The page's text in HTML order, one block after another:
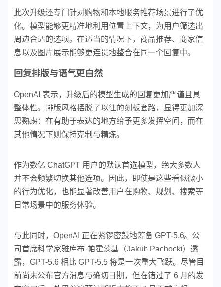
此次升级还专门针对购物和本地服务推荐场景进行了优
化。模型能够更精准地利用位置上下文，为用户筛选出
周边合适的选项。在适当的情况下，商品推荐、商家信
息以及图片展示能够更连贯地整合在同一个回复中。
回复排版与语气更自然
OpenAI 表示，升级后的模型生成的回复更加严谨且具
整体性。排版风格摆脱了以往的刻板套路，显得更加深
思熟虑：在有助于表达的地方给予更多发挥空间，而在
其他情况下则保持克制与精炼。
作为数亿 ChatGPT 用户的默认首选模型，绝大多数人
并不会频繁切换其他选项。因此，即使是这些看似微小
的行为优化，也能显著改善用户在购物、规划、搜索等
日常场景中的服务体验。
与此同时，OpenAI 正在紧锣密鼓地筹备 GPT-5.6。公
司首席科学家雅库布·帕霍茨基（Jakub Pachocki）透
露，GPT-5.6 相比 GPT-5.5 将是一次重大飞跃。尽管目
前尚未公布官方消息与确切日期，但在错过了 6 月的发